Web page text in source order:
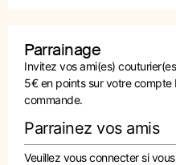
Parrainage
Invitez vos ami(es)
5€ en points sur votre compte
commande.
Parrainez vos amis
Veuillez vous connecter si